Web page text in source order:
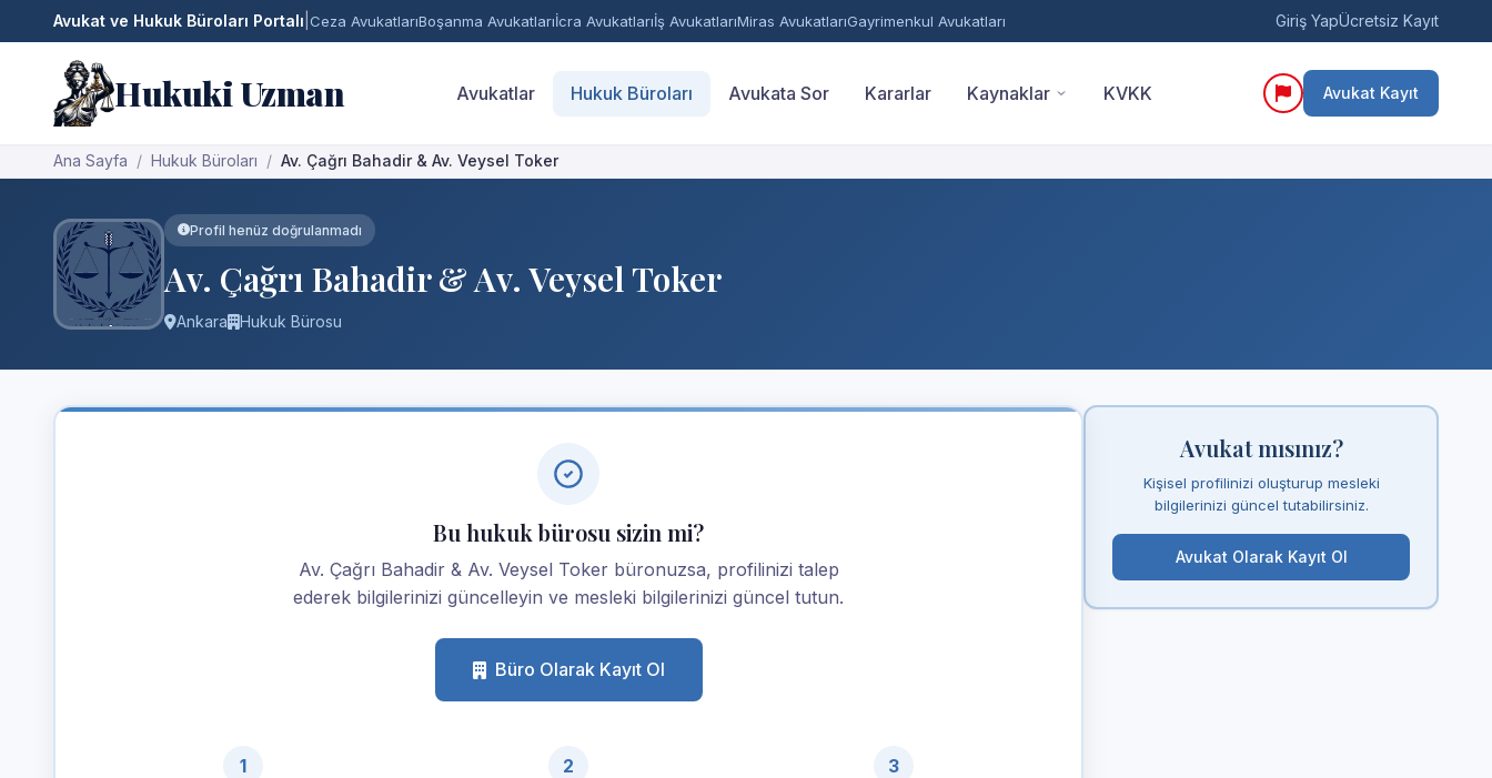
Avukat ve Hukuk Büroları Portalı Ceza AvukatlarıBoşanma Avukatlarıİcra Avukatlarıİş AvukatlarıMiras AvukatlarıGayrimenkul Avukatları Giriş YapÜcretsiz Kayıt
Hukuki Uzman Avukatlar Hukuk Büroları Avukata Sor Kararlar Kaynaklar KVKK Avukat Kayıt
Ana Sayfa Hukuk Büroları Av. Çağrı Bahadir & Av. Veysel Toker
Profil henüz doğrulanmadı
Av. Çağrı Bahadir & Av. Veysel Toker
Ankara Hukuk Bürosu
Bu hukuk bürosu sizin mi?
Av. Çağrı Bahadir & Av. Veysel Toker büronuzsa, profilinizi talep
ederek bilgilerinizi güncelleyin ve mesleki bilgilerinizi güncel tutun.
Büro Olarak Kayıt Ol
1 2 3
Avukat mısınız?
Kişisel profilinizi oluşturup mesleki
bilgilerinizi güncel tutabilirsiniz.
Avukat Olarak Kayıt Ol